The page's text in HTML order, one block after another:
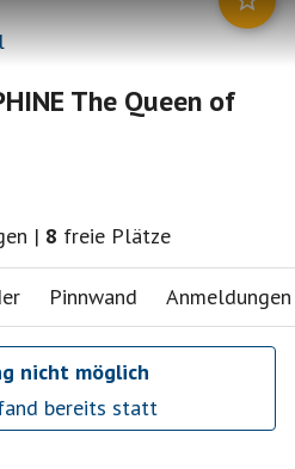
The Queen of
| 8 freie Plätze
Pinnwand Anmeldungen
nicht möglich
bereits statt